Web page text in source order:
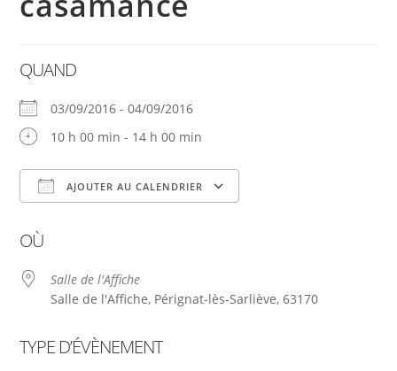
QUAND
03/09/2016 - 04/09/2016
10 h 00 min - 14 h 00 min
AJOUTER AU CALENDRIER
OÙ
Salle de l'Affiche
Salle de l'Affiche, Pérignat-lès-Sarliève, 63170
TYPE D’ÉVÈNEMENT